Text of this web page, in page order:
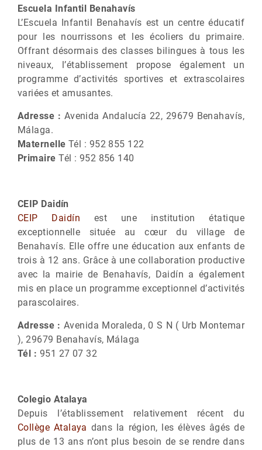
Escuela Infantil Benahavís
L’Escuela Infantil Benahavís est un centre éducatif
pour les nourrissons et les écoliers du primaire.
Offrant désormais des classes bilingues à tous les
niveaux, l’établissement propose également un
programme d’activités sportives et extrascolaires
variées et amusantes.
Adresse : Avenida Andalucía 22, 29679 Benahavís,
Málaga.
Maternelle Tél : 952 855 122
PrimaireTél : 952 856 140
CEIP Daidín
CEIP Daidín est une institution étatique
exceptionnelle située au cœur du village de
Benahavís. Elle offre une éducation aux enfants de
trois à 12 ans. Grâce à une collaboration productive
avec la mairie de Benahavís, Daidín a également
mis en place un programme exceptionnel d’activités
parascolaires.
Adresse : Avenida Moraleda, 0 S N ( Urb Montemar
), 29679 Benahavís, Málaga
Tél : 951 27 07 32
Colegio Atalaya
Depuis l’établissement relativement récent du
Collège Atalaya dans la région, les élèves âgés de
plus de 13 ans n’ont plus besoin de se rendre dans